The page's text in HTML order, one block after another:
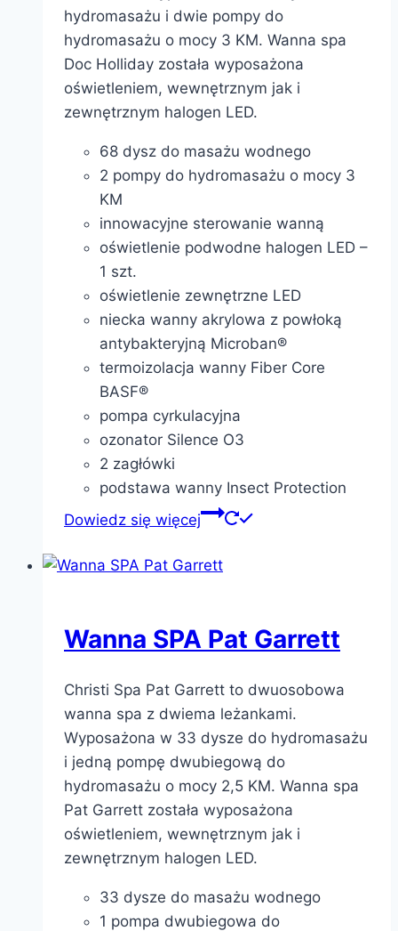
hydromasażu i dwie pompy do
hydromasażu o mocy 3 KM. Wanna spa
Doc Holliday została wyposażona
oświetleniem, wewnętrznym jak i
zewnętrznym halogen LED.
68 dysz do masażu wodnego
2 pompy do hydromasażu o mocy 3
KM
innowacyjne sterowanie wanną
oświetlenie podwodne halogen LED –
1 szt.
oświetlenie zewnętrzne LED
niecka wanny akrylowa z powłoką
antybakteryjną Microban®
termoizolacja wanny Fiber Core
BASF®
pompa cyrkulacyjna
ozonator Silence O3
2 zagłówki
podstawa wanny Insect Protection
Dowiedz się więcej
Wanna SPA Pat Garrett
Christi Spa Pat Garrett to dwuosobowa
wanna spa z dwiema leżankami.
Wyposażona w 33 dysze do hydromasażu
i jedną pompę dwubiegową do
hydromasażu o mocy 2,5 KM. Wanna spa
Pat Garrett została wyposażona
oświetleniem, wewnętrznym jak i
zewnętrznym halogen LED.
33 dysze do masażu wodnego
1 pompa dwubiegowa do